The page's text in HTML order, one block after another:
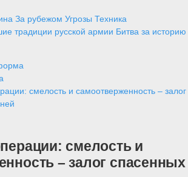
За рубежом Угрозы Техника
традиции русской армии Битва за историю
смелость и самоотверженность – залог
смелость и
– залог спасенных